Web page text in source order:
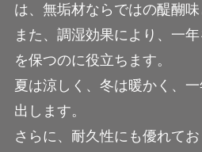
は、無垢材ならではの醍醐味
また、調湿効果により、一
を保つのに役立ちます。
夏は涼しく、冬は暖かく、
出します。
さらに、耐久性にも優れて